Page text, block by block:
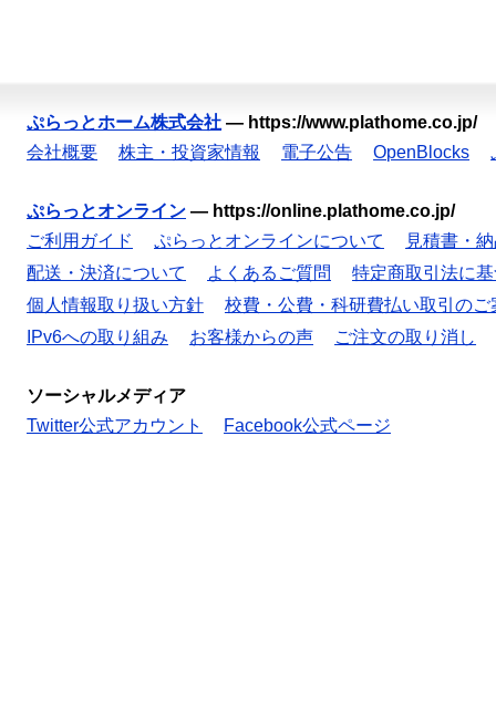
ぷらっとホーム株式会社 — https://www.plathome.co.jp/
会社概要
株主・投資家情報 電子公告 OpenBlocks
ぷらっとオンライン — https://online.plathome.co.jp/
ご利用ガイド
ぷらっとオンラインについて
見積書・
配送・決済について
よくあるご質問
特定商取引法に
個人情報取り扱い方針
校費・公費・科研費払い取引のご
IPv6への取り組み
お客様からの声 ご注文の取り消し
ソーシャルメディア
Twitter公式アカウント
Facebook公式ページ